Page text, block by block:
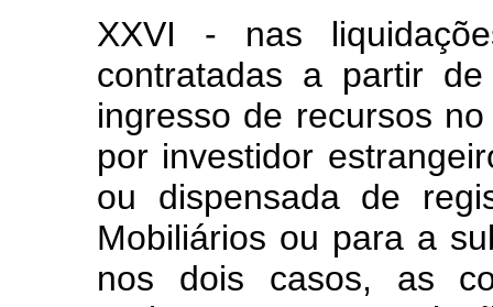
XXVI - nas
contratadas a partir
ingresso de recursos
por investidor
ou dispensada de
Mobiliários ou para a
nos dois casos, as